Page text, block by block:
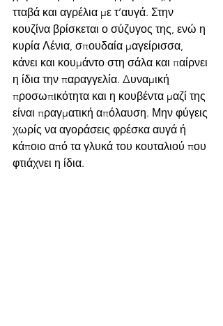
τταβά και αγρέλια με τ’αυγά. Στην
κουζίνα βρίσκεται ο σύζυγος της, ενώ η
κυρία Λένια, σπουδαία μαγείρισσα,
κάνει και κουμάντο στη σάλα και παίρνει
η ίδια την παραγγελία. Δυναμική
προσωπικότητα και η κουβέντα μαζί της
είναι πραγματική απόλαυση. Μην φύγεις
χωρίς να αγοράσεις φρέσκα αυγά ή
κάποιο από τα γλυκά του κουταλιού που
φτιάχνει η ίδια.